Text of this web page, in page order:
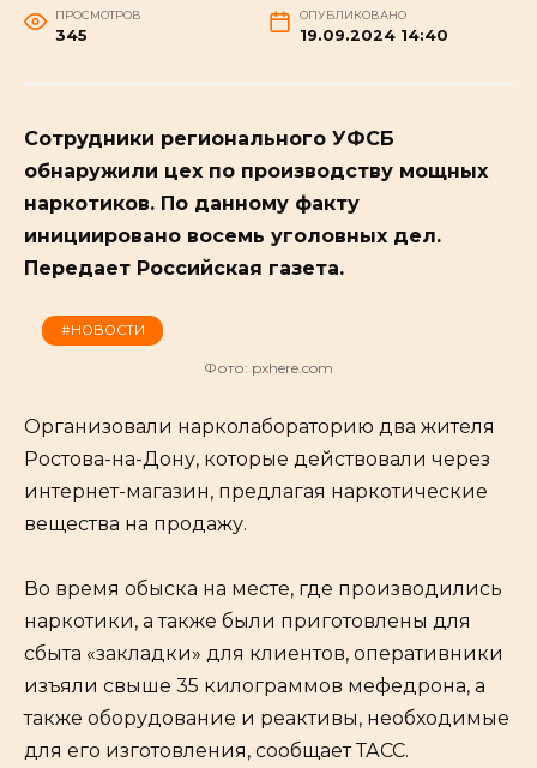
ПРОСМОТРОВ
345
ОПУБЛИКОВАНО
19.09.2024 14:40
Сотрудники регионального УФСБ
обнаружили цех по производству мощных
наркотиков. По данному факту
инициировано восемь уголовных дел.
Передает Российская газета.
#НОВОСТИ
Фото: pxhere.com
Организовали нарколабораторию два жителя
Ростова-на-Дону, которые действовали через
интернет-магазин, предлагая наркотические
вещества на продажу.
Во время обыска на месте, где производились
наркотики, а также были приготовлены для
сбыта «закладки» для клиентов, оперативники
изъяли свыше 35 килограммов мефедрона, а
также оборудование и реактивы, необходимые
для его изготовления, сообщает ТАСС.